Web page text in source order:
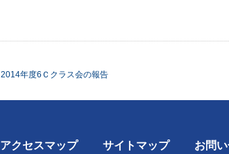
2014年度6Ｃクラス会の報告
アクセスマップ サイトマップ お問